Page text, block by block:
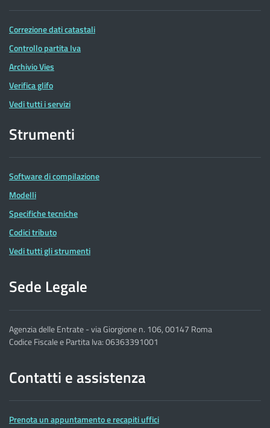
Correzione dati catastali
Controllo partita Iva
Archivio Vies
Verifica glifo
Vedi tutti i servizi
Strumenti
Software di compilazione
Modelli
Specifiche tecniche
Codici tributo
Vedi tutti gli strumenti
Sede Legale
Agenzia delle Entrate - via Giorgione n. 106, 00147 Roma
Codice Fiscale e Partita Iva: 06363391001
Contatti e assistenza
Prenota un appuntamento e recapiti uffici